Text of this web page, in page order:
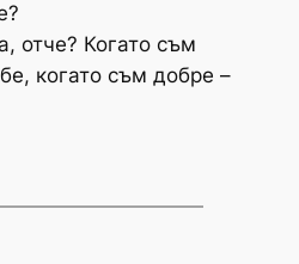
отче? Когато съм
когато съм добре –